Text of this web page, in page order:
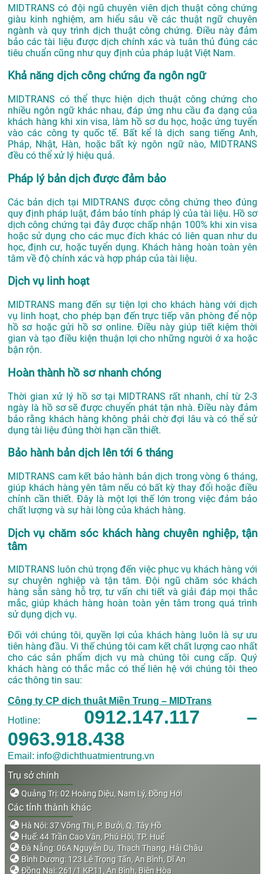
MIDTRANS có đội ngũ chuyên viên dịch thuật công chứng
giàu kinh nghiệm, am hiểu sâu về các thuật ngữ chuyên
ngành và quy trình dịch thuật công chứng. Điều này đảm
bảo các tài liệu được dịch chính xác và tuân thủ đúng các
tiêu chuẩn cũng như quy định của pháp luật Việt Nam.
Khả năng dịch công chứng đa ngôn ngữ
MIDTRANS có thể thực hiện dịch thuật công chứng cho
nhiều ngôn ngữ khác nhau, đáp ứng nhu cầu đa dạng của
khách hàng khi xin visa, làm hồ sơ du học, hoặc ứng tuyển
vào các công ty quốc tế. Bất kể là dịch sang tiếng Anh,
Pháp, Nhật, Hàn, hoặc bất kỳ ngôn ngữ nào, MIDTRANS
đều có thể xử lý hiệu quả.
Pháp lý bản dịch được đảm bảo
Các bản dịch tại MIDTRANS được công chứng theo đúng
quy định pháp luật, đảm bảo tính pháp lý của tài liệu. Hồ sơ
dịch công chứng tại đây được chấp nhận 100% khi xin visa
hoặc sử dụng cho các mục đích khác có liên quan như du
học, định cư, hoặc tuyển dụng. Khách hàng hoàn toàn yên
tâm về độ chính xác và hợp pháp của tài liệu.
Dịch vụ linh hoạt
MIDTRANS mang đến sự tiện lợi cho khách hàng với dịch
vụ linh hoạt, cho phép bạn đến trực tiếp văn phòng để nộp
hồ sơ hoặc gửi hồ sơ online. Điều này giúp tiết kiệm thời
gian và tạo điều kiện thuận lợi cho những người ở xa hoặc
bận rộn.
Hoàn thành hồ sơ nhanh chóng
Thời gian xử lý hồ sơ tại MIDTRANS rất nhanh, chỉ từ 2-3
ngày là hồ sơ sẽ được chuyển phát tận nhà. Điều này đảm
bảo rằng khách hàng không phải chờ đợi lâu và có thể sử
dụng tài liệu đúng thời hạn cần thiết.
Bảo hành bản dịch lên tới 6 tháng
MIDTRANS cam kết bảo hành bản dịch trong vòng 6 tháng,
giúp khách hàng yên tâm nếu có bất kỳ thay đổi hoặc điều
chỉnh cần thiết. Đây là một lợi thế lớn trong việc đảm bảo
chất lượng và sự hài lòng của khách hàng.
Dịch vụ chăm sóc khách hàng chuyên nghiệp, tận
tâm
MIDTRANS luôn chú trọng đến việc phục vụ khách hàng với
sự chuyên nghiệp và tận tâm. Đội ngũ chăm sóc khách
hàng sẵn sàng hỗ trợ, tư vấn chi tiết và giải đáp mọi thắc
mắc, giúp khách hàng hoàn toàn yên tâm trong quá trình
sử dụng dịch vụ.
Đối với chúng tôi, quyền lợi của khách hàng luôn là sự ưu
tiên hàng đầu. Vi thế chúng tôi cam kết chất lượng cao nhất
cho các sản phẩm dịch vụ mà chúng tôi cung cấp. Quý
khách hàng có thắc mắc có thể liên hệ với chúng tôi theo
các thông tin sau:
Công ty CP dịch thuật Miền Trung – MIDTrans
Hotline: 0912.147.117 –
0963.918.438
Email: info@dichthuatmientrung.vn
Trụ sở chính
Quảng Trị: 02 Hoàng Diệu, Nam Lý, Đồng Hới
Các tỉnh thành khác
Hà Nội: 37 Võng Thị, P. Bưởi, Q. Tây Hồ
Huế: 44 Trần Cao Vân, Phú Hội, TP. Huế
Đà Nẵng: 06A Nguyễn Du, Thạch Thang, Hải Châu
Bình Dương: 123 Lê Trọng Tấn, An Bình, Dĩ An
Đồng Nai: 261/1 KP11, An Bình, Biên Hòa